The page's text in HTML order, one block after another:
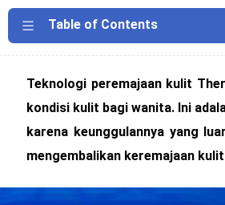
Table of Contents
Teknologi peremajaan kulit
kondisi kulit bagi wanita. Ini
karena keunggulannya yang
mengembalikan keremajaan